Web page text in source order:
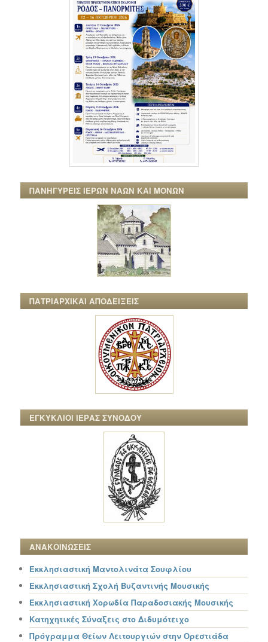
ΠΑΝΗΓΥΡΕΙΣ ΙΕΡΩΝ ΝΑΩΝ ΚΑΙ ΜΟΝΩΝ
ΠΑΤΡΙΑΡΧΙΚΑΙ ΑΠΟΔΕΙΞΕΙΣ
ΕΓΚΥΚΛΙΟΙ ΙΕΡΑΣ ΣΥΝΟΔΟΥ
ΑΝΑΚΟΙΝΩΣΕΙΣ
Εκκλησιαστική Μαντολινάτα Σουφλίου
Εκκλησιαστική Σχολή Βυζαντινής Μουσικής
Εκκλησιαστική Χορωδία Παραδοσιακής Μουσικής
Κατηχητικές Σύναξεις στο Διδυμότειχο
Πρόγραμμα Θείων Λειτουργιών στην Ορεστιάδα